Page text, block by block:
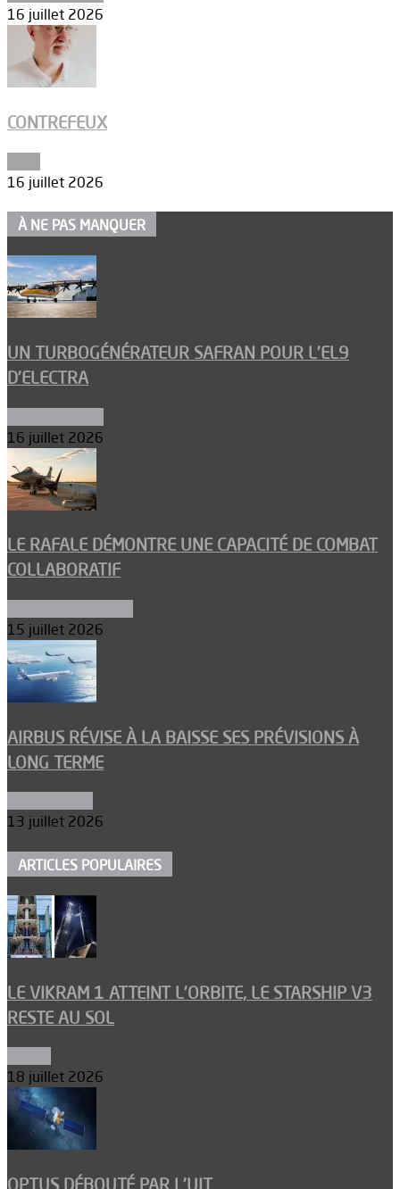
16 juillet 2026
CONTREFEUX
16 juillet 2026
À NE PAS MANQUER
UN TURBOGÉNÉRATEUR SAFRAN POUR L’EL9
D’ELECTRA
16 juillet 2026
LE RAFALE DÉMONTRE UNE CAPACITÉ DE COMBAT
COLLABORATIF
15 juillet 2026
AIRBUS RÉVISE À LA BAISSE SES PRÉVISIONS À
LONG TERME
13 juillet 2026
ARTICLES POPULAIRES
LE VIKRAM 1 ATTEINT L’ORBITE, LE STARSHIP V3
RESTE AU SOL
18 juillet 2026
OPTUS DÉBOUTÉ PAR L’UIT